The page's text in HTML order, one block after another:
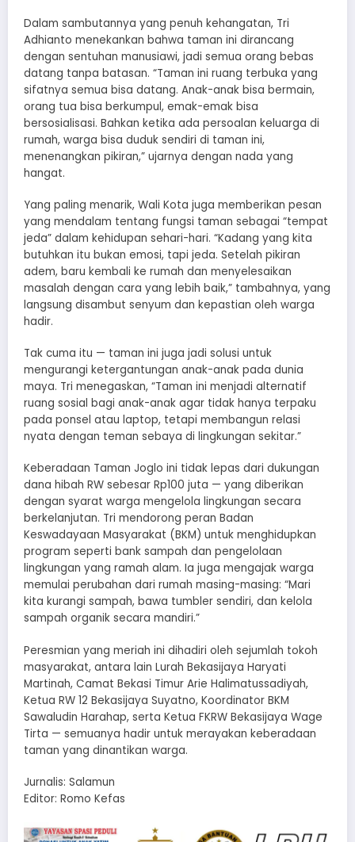
Dalam sambutannya yang penuh kehangatan, Tri
Adhianto menekankan bahwa taman ini dirancang
dengan sentuhan manusiawi, jadi semua orang bebas
datang tanpa batasan. “Taman ini ruang terbuka yang
sifatnya semua bisa datang. Anak-anak bisa bermain,
orang tua bisa berkumpul, emak-emak bisa
bersosialisasi. Bahkan ketika ada persoalan keluarga di
rumah, warga bisa duduk sendiri di taman ini,
menenangkan pikiran,” ujarnya dengan nada yang
hangat.
Yang paling menarik, Wali Kota juga memberikan pesan
yang mendalam tentang fungsi taman sebagai “tempat
jeda” dalam kehidupan sehari-hari. “Kadang yang kita
butuhkan itu bukan emosi, tapi jeda. Setelah pikiran
adem, baru kembali ke rumah dan menyelesaikan
masalah dengan cara yang lebih baik,” tambahnya, yang
langsung disambut senyum dan kepastian oleh warga
hadir.
Tak cuma itu — taman ini juga jadi solusi untuk
mengurangi ketergantungan anak-anak pada dunia
maya. Tri menegaskan, “Taman ini menjadi alternatif
ruang sosial bagi anak-anak agar tidak hanya terpaku
pada ponsel atau laptop, tetapi membangun relasi
nyata dengan teman sebaya di lingkungan sekitar.”
Keberadaan Taman Joglo ini tidak lepas dari dukungan
dana hibah RW sebesar Rp100 juta — yang diberikan
dengan syarat warga mengelola lingkungan secara
berkelanjutan. Tri mendorong peran Badan
Keswadayaan Masyarakat (BKM) untuk menghidupkan
program seperti bank sampah dan pengelolaan
lingkungan yang ramah alam. Ia juga mengajak warga
memulai perubahan dari rumah masing-masing: “Mari
kita kurangi sampah, bawa tumbler sendiri, dan kelola
sampah organik secara mandiri.”
Peresmian yang meriah ini dihadiri oleh sejumlah tokoh
masyarakat, antara lain Lurah Bekasijaya Haryati
Martinah, Camat Bekasi Timur Arie Halimatussadiyah,
Ketua RW 12 Bekasijaya Suyatno, Koordinator BKM
Sawaludin Harahap, serta Ketua FKRW Bekasijaya Wage
Tirta — semuanya hadir untuk merayakan keberadaan
taman yang dinantikan warga.
Jurnalis: Salamun
Editor: Romo Kefas